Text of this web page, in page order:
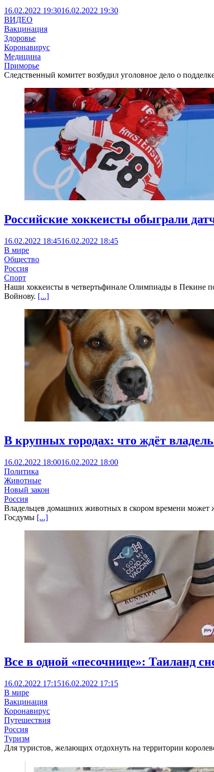
16.02.2022 19:3016.02.2022 19:30
ВИДЕО
Вакцинация
Здоровье
Коронавирус
Медицина
Приморье
Следственный комитет возбудил уголовное дело о
Российские хоккеисты обыграли
16.02.2022 18:4516.02.2022 18:45
В мире
Общество
Россия
Спорт
Наши хоккеисты в четвертьфинале Олимпиады в Пекине
Войнову. [...]
В крупных городах: что ждёт
16.02.2022 18:0016.02.2022 18:00
Политика
Животные
Новый закон
Россия
Владельцев домашних животных в скором времени может
Госдумы [...]
Все в одной «песочнице»: Таиланд
16.02.2022 17:1516.02.2022 17:15
В мире
Вакцинация
Коронавирус
Путешествия
Россия
Туризм
Для туристов, желающих отдохнуть на территории